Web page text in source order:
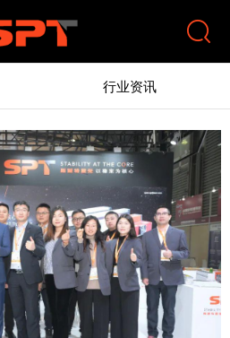

行业资讯